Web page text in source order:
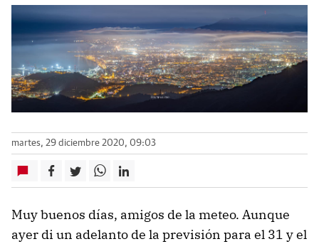
martes, 29 diciembre 2020, 09:03
Muy buenos días, amigos de la meteo. Aunque
ayer di un adelanto de la previsión para el 31 y el